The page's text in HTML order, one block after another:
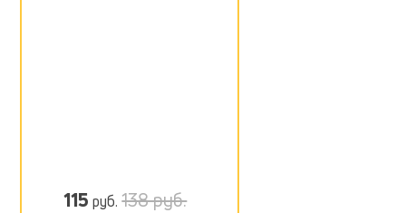
115 руб.138 руб.